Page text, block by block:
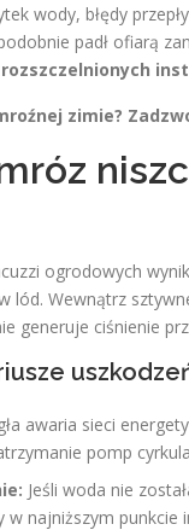
wody, błędy
padł ofiarą
zimie?
ogrodowych
lód. Wewnątrz
generuje ciśnienie
awaria sieci
pomp
Jeśli woda nie
w najniższym